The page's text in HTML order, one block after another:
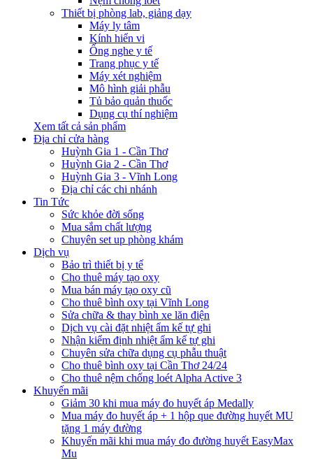
Thiết bị phòng lab, giảng dạy
Máy ly tâm
Kính hiển vi
Ống nghe y tế
Trang phục y tế
Máy xét nghiệm
Mô hình giải phẫu
Tủ bảo quản thuốc
Dụng cụ thí nghiệm
Xem tất cả sản phẩm
Địa chỉ cửa hàng
Huỳnh Gia 1 - Cần Thơ
Huỳnh Gia 2 - Cần Thơ
Huỳnh Gia 3 - Vĩnh Long
Địa chỉ các chi nhánh
Tin Tức
Sức khỏe đời sống
Mua sắm chất lượng
Chuyên set up phòng khám
Dịch vụ
Bảo trì thiết bị y tế
Cho thuê máy tạo oxy
Mua bán máy tạo oxy cũ
Cho thuê bình oxy tại Vĩnh Long
Sửa chữa & thay bình xe lăn điện
Dịch vụ cài đặt nhiệt ẩm kế tự ghi
Nhận kiểm định nhiệt ẩm kế tự ghi
Chuyên sửa chữa dụng cụ phẫu thuật
Cho thuê bình oxy tại Cần Thơ 24/24
Cho thuê nệm chống loét Alpha Active 3
Khuyến mãi
Giảm 30 khi mua máy đo huyết áp Medally
Mua máy đo huyết áp + 1 hộp que đường huyết MU
tặng 1 máy đường
Khuyến mãi khi mua máy đo đường huyết EasyMax
Mu